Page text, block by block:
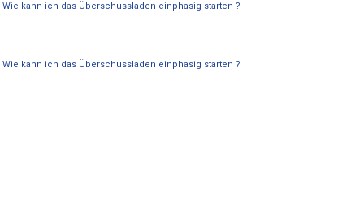
Wie kann ich das Überschussladen einphasig starten ?
Wie kann ich das Überschussladen einphasig starten ?